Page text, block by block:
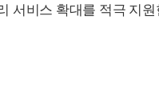
서비스 확대를 적극 지원